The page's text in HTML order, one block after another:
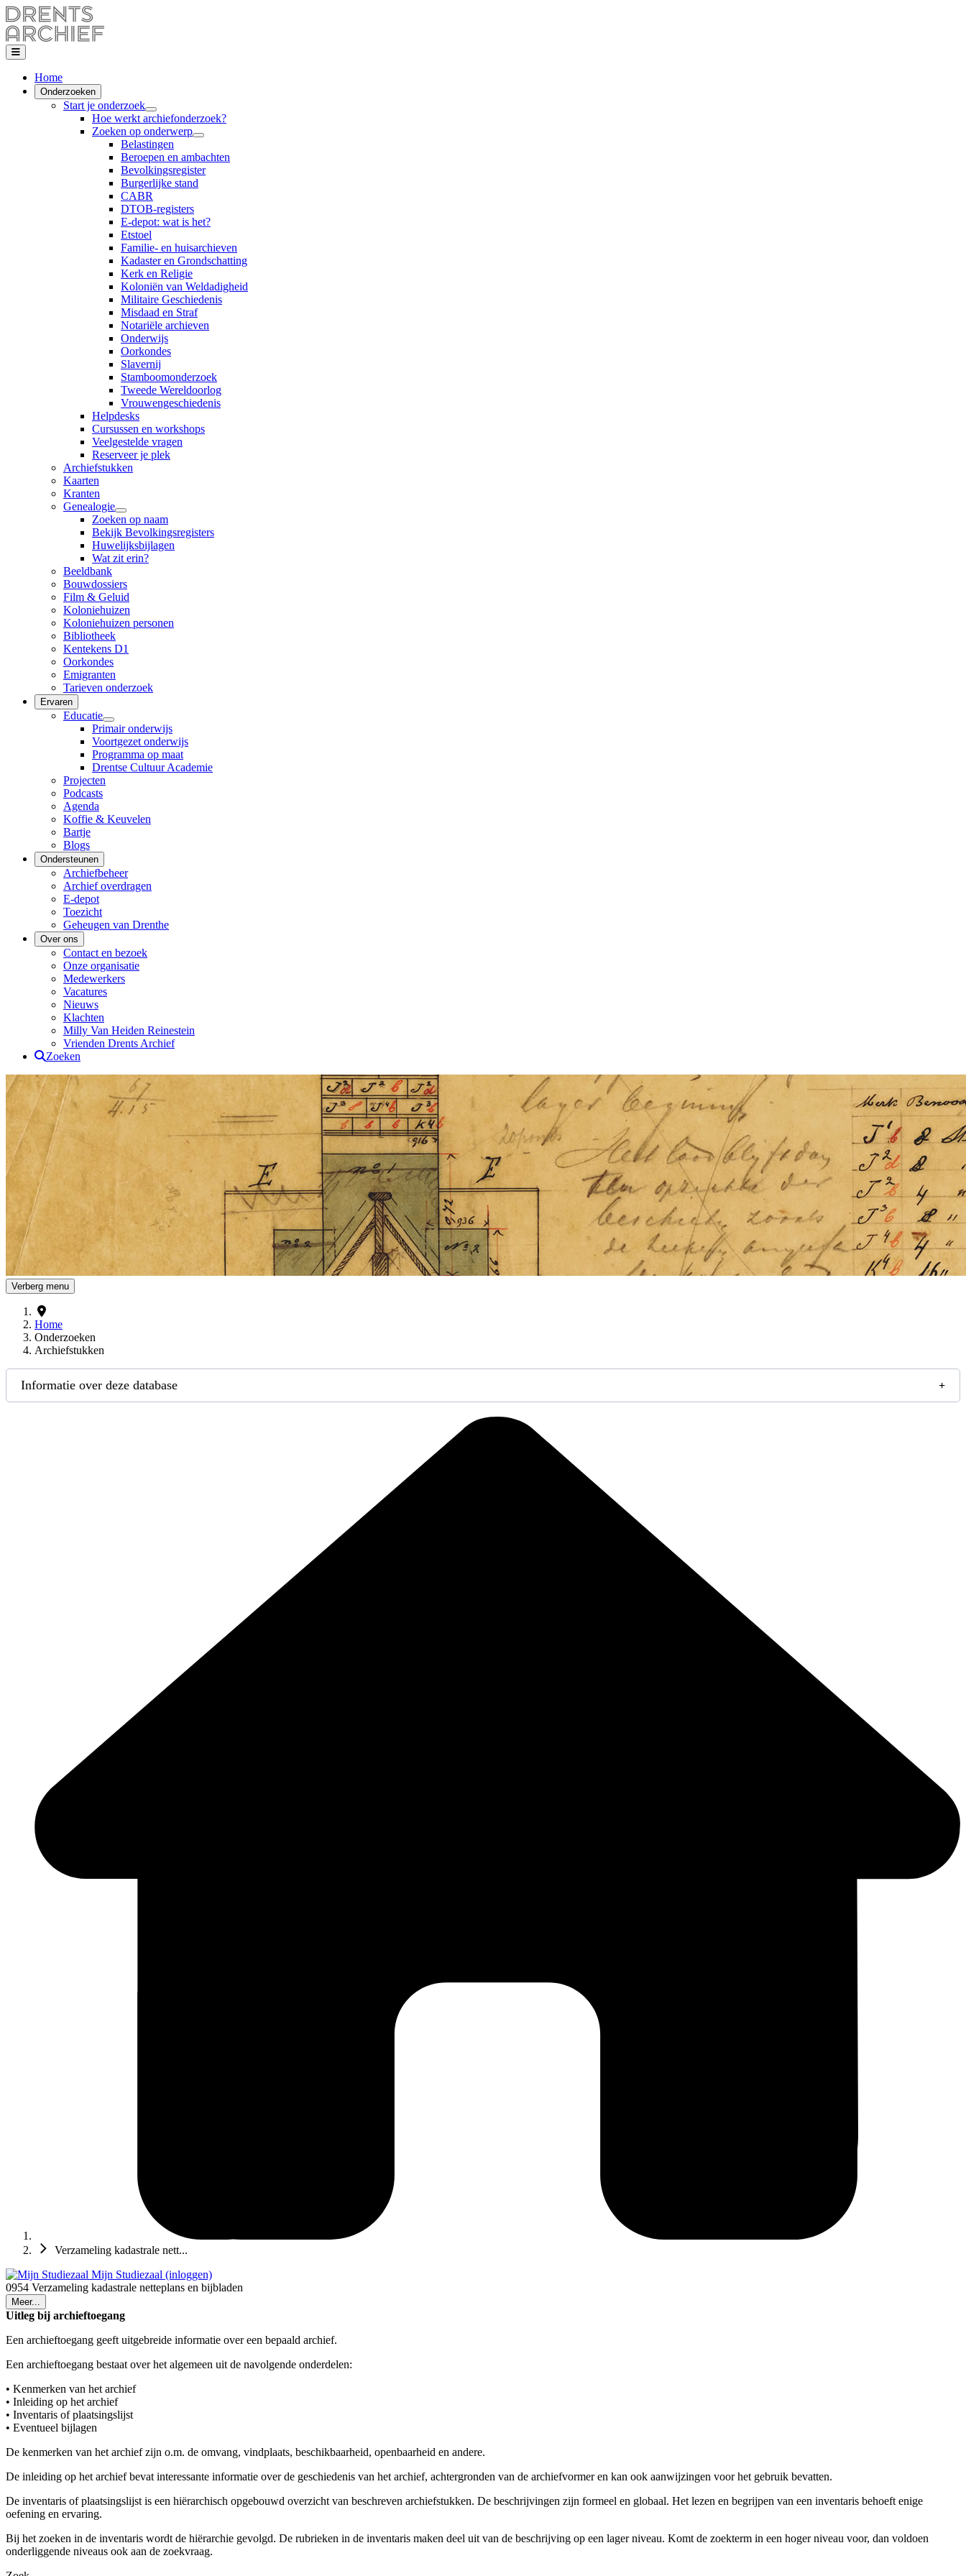
Home
Onderzoeken
Start je onderzoek
Hoe werkt archiefonderzoek?
Zoeken op onderwerp
Belastingen
Beroepen en ambachten
Bevolkingsregister
Burgerlijke stand
CABR
DTOB-registers
E-depot: wat is het?
Etstoel
Familie- en huisarchieven
Kadaster en Grondschatting
Kerk en Religie
Koloniën van Weldadigheid
Militaire Geschiedenis
Misdaad en Straf
Notariële archieven
Onderwijs
Oorkondes
Slavernij
Stamboomonderzoek
Tweede Wereldoorlog
Vrouwengeschiedenis
Helpdesks
Cursussen en workshops
Veelgestelde vragen
Reserveer je plek
Archiefstukken
Kaarten
Kranten
Genealogie
Zoeken op naam
Bekijk Bevolkingsregisters
Huwelijksbijlagen
Wat zit erin?
Beeldbank
Bouwdossiers
Film & Geluid
Koloniehuizen
Koloniehuizen personen
Bibliotheek
Kentekens D1
Oorkondes
Emigranten
Tarieven onderzoek
Ervaren
Educatie
Primair onderwijs
Voortgezet onderwijs
Programma op maat
Drentse Cultuur Academie
Projecten
Podcasts
Agenda
Koffie & Keuvelen
Bartje
Blogs
Ondersteunen
Archiefbeheer
Archief overdragen
E-depot
Toezicht
Geheugen van Drenthe
Over ons
Contact en bezoek
Onze organisatie
Medewerkers
Vacatures
Nieuws
Klachten
Milly Van Heiden Reinestein
Vrienden Drents Archief
Zoeken
Drents Archief
Verberg menu
Home
Onderzoeken
Archiefstukken
Informatie over deze database
Verzameling kadastrale nett...
Mijn Studiezaal (inloggen)
0954 Verzameling kadastrale netteplans en bijbladen
Meer...
Uitleg bij archieftoegang
Een archieftoegang geeft uitgebreide informatie over een bepaald archief.
Een archieftoegang bestaat over het algemeen uit de navolgende onderdelen:
• Kenmerken van het archief
• Inleiding op het archief
• Inventaris of plaatsingslijst
• Eventueel bijlagen
De kenmerken van het archief zijn o.m. de omvang, vindplaats, beschikbaarheid, openbaarheid en andere.
De inleiding op het archief bevat interessante informatie over de geschiedenis van het archief, achtergronden van de archiefvormer en kan ook aanwijzingen voor het gebruik bevatten.
De inventaris of plaatsingslijst is een hiërarchisch opgebouwd overzicht van beschreven archiefstukken. De beschrijvingen zijn formeel en globaal. Het lezen en begrijpen van een inventaris behoeft enige
oefening en ervaring.
Bij het zoeken in de inventaris wordt de hiërarchie gevolgd. De rubrieken in de inventaris maken deel uit van de beschrijving op een lager niveau. Komt de zoekterm in een hoger niveau voor, dan voldoen
onderliggende niveaus ook aan de zoekvraag.